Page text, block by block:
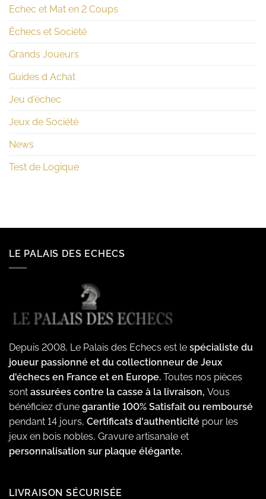
Echec et Mat en 2 Coups
Échecs et Société
Grands Joueurs
Guides d Achat
Jeu d'échec
Jeux de Société
News
Test de Logique
LE PALAIS DES ECHECS
Depuis 2008, Le Palais des Echecs est le spécialiste du
joueur passionné et du collectionneur de Jeux
d'échecs en France et en Europe. Toutes nos pièces
sont assurées contre la casse à la livraison, Vous
bénéficiez d'une garantie 100% Satisfait ou remboursé
pendant 14 jours, Certificats d'authenticité pour les
jeux en bois nobles, Gravure artisanale et
personnalisation sur plaque élégante.
LIVRAISON SÉCURISÉE